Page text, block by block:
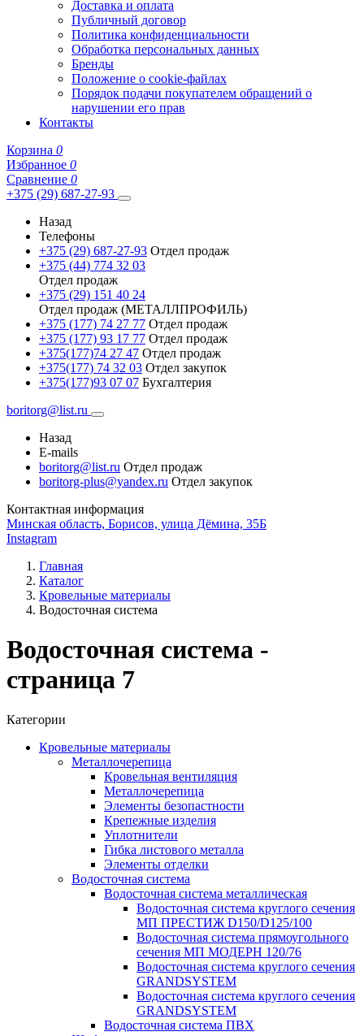
Доставка и оплата
Публичный договор
Политика конфиденциальности
Обработка персональных данных
Бренды
Положение о cookie-файлах
Порядок подачи покупателем обращений о
нарушении его прав
Контакты
Корзина 0
Избранное 0
Сравнение 0
+375 (29) 687-27-93
Назад
Телефоны
+375 (29) 687-27-93 Отдел продаж
+375 (44) 774 32 03
Отдел продаж
+375 (29) 151 40 24
Отдел продаж (МЕТАЛЛПРОФИЛЬ)
+375 (177) 74 27 77 Отдел продаж
+375 (177) 93 17 77 Отдел продаж
+375(177)74 27 47 Отдел продаж
+375(177) 74 32 03 Отдел закупок
+375(177)93 07 07 Бухгалтерия
boritorg@list.ru
Назад
E-mails
boritorg@list.ru Отдел продаж
boritorg-plus@yandex.ru Отдел закупок
Контактная информация
Минская область, Борисов, улица Дёмина, 35Б
Instagram
Главная
Каталог
Кровельные материалы
Водосточная система
Водосточная система -
страница 7
Категории
Кровельные материалы
Металлочерепица
Кровельная вентиляция
Металлочерепица
Элементы безопастности
Крепежные изделия
Уплотнители
Гибка листового металла
Элементы отделки
Водосточная система
Водосточная система металлическая
Водосточная система круглого сечения
МП ПРЕСТИЖ D150/D125/100
Водосточная система прямоугольного
сечения МП МОДЕРН 120/76
Водосточная система круглого сечения
GRANDSYSTEM
Водосточная система круглого сечения
GRANDSYSTEM
Водосточная система ПВХ